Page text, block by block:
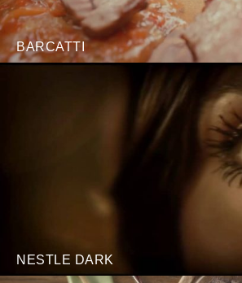
BARCATTI
NESTLE DARK